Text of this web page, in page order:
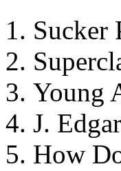
Sucker
Young
J. Edgar
How